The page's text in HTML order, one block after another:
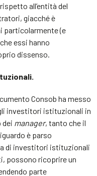
all’entità del
giacché è
particolarmente (e
essi hanno
dissenso.
Consob ha messo
investitori istituzionali in
dei manager, tanto che il
è parso
di investitori istituzionali
possono ricoprire un
parte